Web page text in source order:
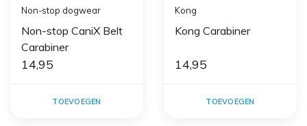
Non-stop dogwear
Non-stop CaniX Belt
Carabiner
14,95
TOEVOEGEN
Kong
Kong Carabiner
14,95
TOEVOEGEN